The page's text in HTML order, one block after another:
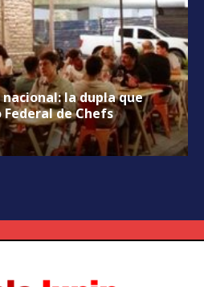
nacional: la dupla que
de Chefs